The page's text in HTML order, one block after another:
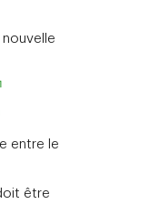
entre le
être